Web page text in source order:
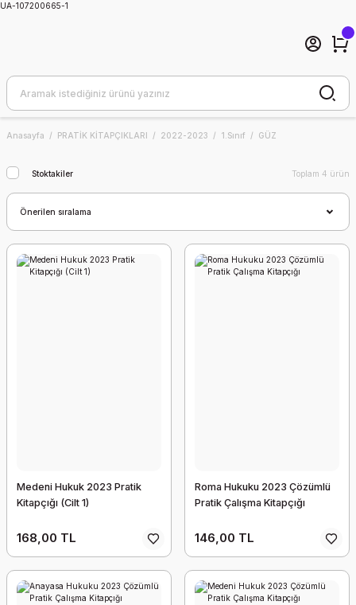
UA-107200665-1
Anasayfa PRATİK KİTAPÇIKLARI 2022-2023 1.Sınıf GÜZ
Stoktakiler Toplam 4 ürün
Medeni Hukuk 2023 Pratik
Kitapçığı (Cilt 1)
168,00 TL
Roma Hukuku 2023 Çözümlü
Pratik Çalışma Kitapçığı
146,00 TL